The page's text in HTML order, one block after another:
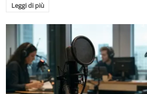
Leggi di più